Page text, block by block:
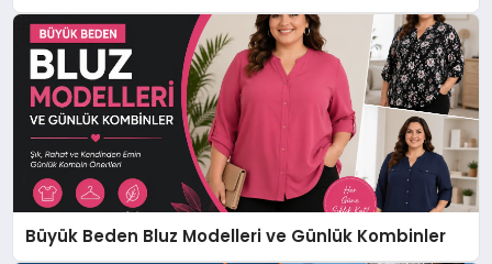
Büyük Beden Bluz Modelleri ve Günlük Kombinler